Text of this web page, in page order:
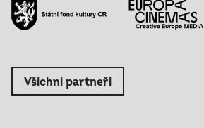
Všichni partneři